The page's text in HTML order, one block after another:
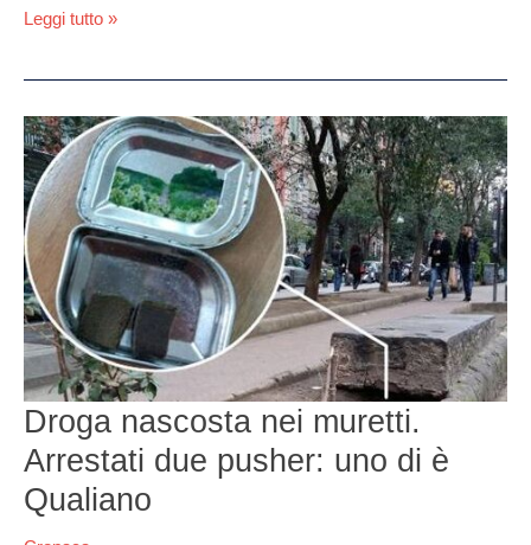
diLeggi tutto »
Droga nascosta nei muretti.
Arrestati due pusher: uno di è
Qualiano
Droga
nascosta
nei
muretti.
Arrestati
due
pusher:
uno
di
è
Qualiano